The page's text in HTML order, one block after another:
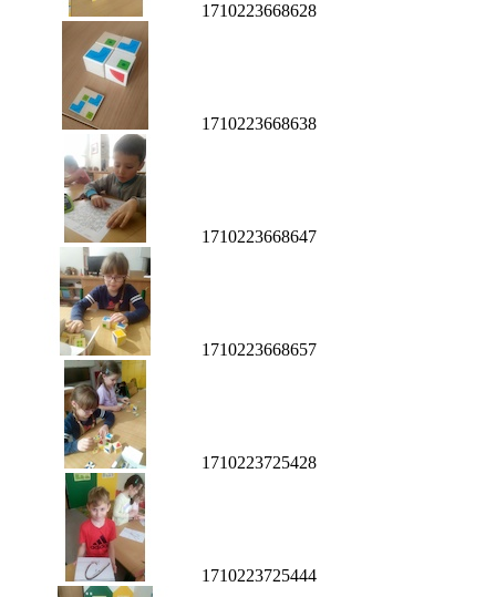
1710223668628
1710223668638
1710223668647
1710223668657
1710223725428
1710223725444